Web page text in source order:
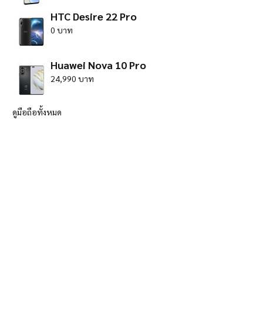
HTC Desire 22 Pro
0 บาท
Huawei Nova 10 Pro
24,990 บาท
ดูมือถือทั้งหมด